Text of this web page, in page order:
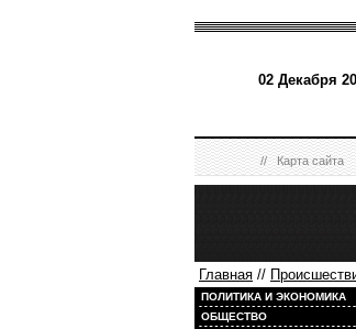
02 Декабря
//Карта сайта
Главная //
ПОЛИТИКА И ЭКОНОМИКА
ОБЩЕСТВО